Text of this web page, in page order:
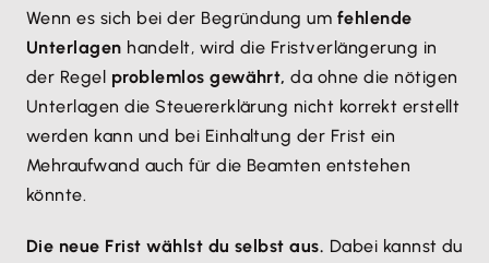
Wenn es sich bei der Begründung um fehlende
Unterlagen handelt, wird die Fristverlängerung in
der Regel problemlos gewährt, da ohne die nötigen
Unterlagen die Steuererklärung nicht korrekt erstellt
werden kann und bei Einhaltung der Frist ein
Mehraufwand auch für die Beamten entstehen
könnte.
Die neue Frist wählst du selbst aus. Dabei kannst du